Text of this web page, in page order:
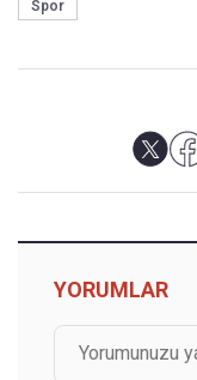
Spor
YORUMLAR